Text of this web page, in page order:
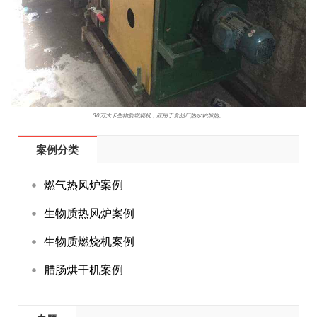
30万大卡生物质燃烧机，应用于食品厂热水炉加热。
案例分类
燃气热风炉案例
生物质热风炉案例
生物质燃烧机案例
腊肠烘干机案例